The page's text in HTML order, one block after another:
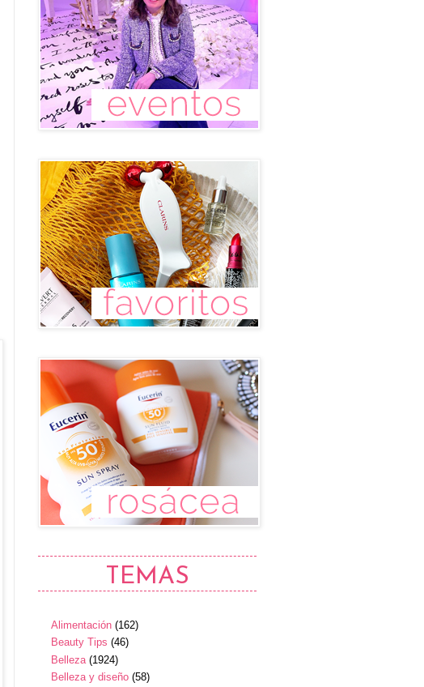
TEMAS
Alimentación (162)
Beauty Tips (46)
Belleza (1924)
Belleza y diseño (58)